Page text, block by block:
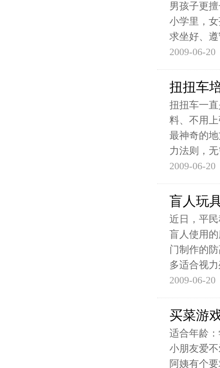
男孩子更
小学里，
求坐好、
2009-06-20
扭扭车
扭扭车一
料、不用
最神奇的
力法则，
2009-06-20
盲人玩
近日，平
盲人使用
门制作的
多适合视
2009-06-20
买菜游
适合年龄
小朋友爱
阿姨有个